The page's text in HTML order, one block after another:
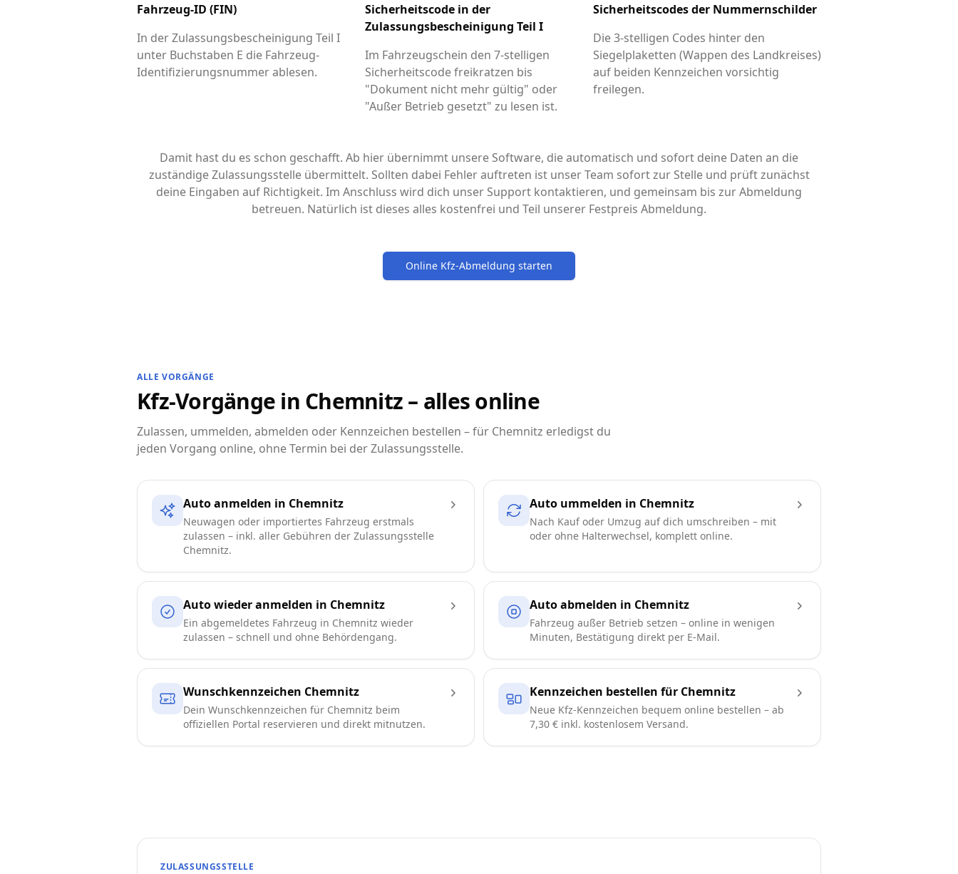
Fahrzeug-ID (FIN)
In der Zulassungsbescheinigung Teil I
unter Buchstaben E die Fahrzeug-
Identifizierungsnummer ablesen.
Sicherheitscode in der
Zulassungsbescheinigung Teil I
Im Fahrzeugschein den 7-stelligen
Sicherheitscode freikratzen bis
"Dokument nicht mehr gültig" oder
"Außer Betrieb gesetzt" zu lesen ist.
Sicherheitscodes der Nummernschilder
Die 3-stelligen Codes hinter den
Siegelplaketten (Wappen des Landkreises)
auf beiden Kennzeichen vorsichtig
freilegen.
Damit hast du es schon geschafft. Ab hier übernimmt unsere Software, die automatisch und sofort deine Daten an die
zuständige Zulassungsstelle übermittelt. Sollten dabei Fehler auftreten ist unser Team sofort zur Stelle und prüft zunächst
deine Eingaben auf Richtigkeit. Im Anschluss wird dich unser Support kontaktieren, und gemeinsam bis zur Abmeldung
betreuen. Natürlich ist dieses alles kostenfrei und Teil unserer Festpreis Abmeldung.
Online Kfz-Abmeldung starten
ALLE VORGÄNGE
Kfz-Vorgänge in Chemnitz – alles online
Zulassen, ummelden, abmelden oder Kennzeichen bestellen – für Chemnitz erledigst du
jeden Vorgang online, ohne Termin bei der Zulassungsstelle.
Auto anmelden in Chemnitz
Neuwagen oder importiertes Fahrzeug erstmals
zulassen – inkl. aller Gebühren der Zulassungsstelle
Chemnitz.
Auto ummelden in Chemnitz
Nach Kauf oder Umzug auf dich umschreiben – mit
oder ohne Halterwechsel, komplett online.
Auto wieder anmelden in Chemnitz
Ein abgemeldetes Fahrzeug in Chemnitz wieder
zulassen – schnell und ohne Behördengang.
Auto abmelden in Chemnitz
Fahrzeug außer Betrieb setzen – online in wenigen
Minuten, Bestätigung direkt per E-Mail.
Wunschkennzeichen Chemnitz
Dein Wunschkennzeichen für Chemnitz beim
offiziellen Portal reservieren und direkt mitnutzen.
Kennzeichen bestellen für Chemnitz
Neue Kfz-Kennzeichen bequem online bestellen – ab
7,30 € inkl. kostenlosem Versand.
ZULASSUNGSSTELLE